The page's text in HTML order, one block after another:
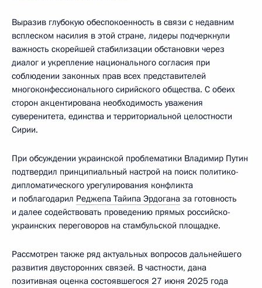
Выразив глубокую обеспокоенность в связи с недавним
всплеском насилия в этой стране, лидеры подчеркнули
важность скорейшей стабилизации обстановки через
диалог и укрепление национального согласия при
соблюдении законных прав всех представителей
многоконфессионального сирийского общества. С обеих
сторон акцентирована необходимость уважения
суверенитета, единства и территориальной целостности
Сирии.
При обсуждении украинской проблематики Владимир Путин
подтвердил принципиальный настрой на поиск политико-
дипломатического урегулирования конфликта
и поблагодарил Реджепа Тайипа Эрдогана за готовность
и далее содействовать проведению прямых российско-
украинских переговоров на стамбульской площадке.
Рассмотрен также ряд актуальных вопросов дальнейшего
развития двусторонних связей. В частности, дана
позитивная оценка состоявшегося 27 июня 2025 года